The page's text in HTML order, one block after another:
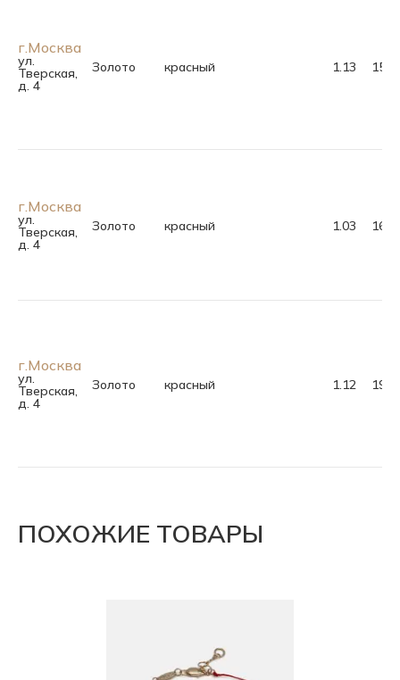
г.Москва
ул.
Тверская,
д. 4
Золото красный 1.13 15.5
г.Москва
ул.
Тверская,
д. 4
Золото красный 1.03 16.0
г.Москва
ул.
Тверская,
д. 4
Золото красный 1.12 19.0
ПОХОЖИЕ ТОВАРЫ